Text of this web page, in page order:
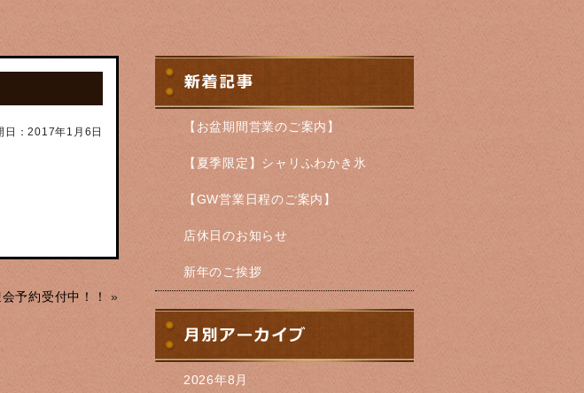
日：2017年1月6日
予約受付中！！ »
【お盆期間営業のご案内】
【夏季限定】シャリふわかき氷
【GW営業日程のご案内】
店休日のお知らせ
新年のご挨拶
2026年8月